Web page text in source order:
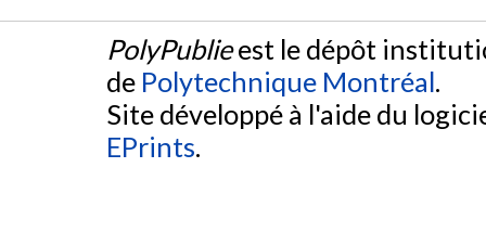
PolyPublieest le dépôt
de Polytechnique Montréal.
Site développé à l'aide du
EPrints.